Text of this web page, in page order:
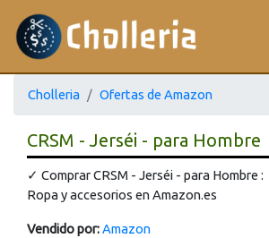
Cholleria Ofertas de Amazon
CRSM - Jerséi - para Hombre
✓ Comprar CRSM - Jerséi - para Hombre :
Ropa y accesorios en Amazon.es
Vendido por:Amazon